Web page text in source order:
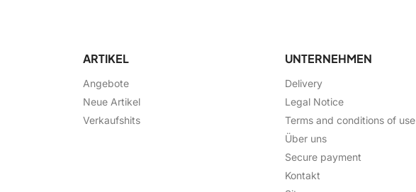
ARTIKEL
Angebote
Neue Artikel
Verkaufshits
UNTERNEHMEN
Delivery
Legal Notice
Terms and conditions of use
Über uns
Secure payment
Kontakt